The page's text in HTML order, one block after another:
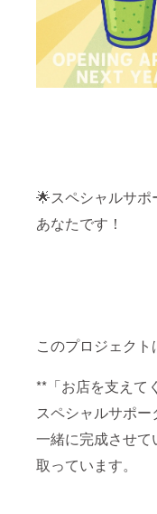
🌟スペシャルサポ
あなたです！
このプロジェクト
**「お店を支えて
スペシャルサポー
一緒に完成させて
取っています。